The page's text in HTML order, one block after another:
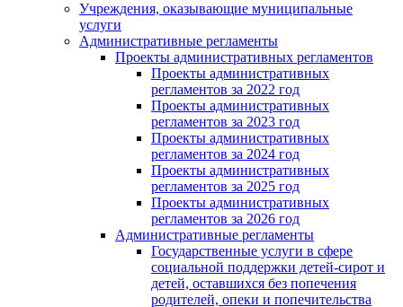
Учреждения, оказывающие муниципальные
услуги
Административные регламенты
Проекты административных регламентов
Проекты административных
регламентов за 2022 год
Проекты административных
регламентов за 2023 год
Проекты административных
регламентов за 2024 год
Проекты административных
регламентов за 2025 год
Проекты административных
регламентов за 2026 год
Административные регламенты
Государственные услуги в сфере
социальной поддержки детей-сирот и
детей, оставшихся без попечения
родителей, опеки и попечительства